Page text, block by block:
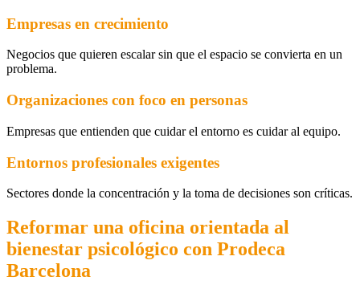
Empresas en crecimiento
Negocios que quieren escalar sin que el espacio se convierta en un
problema.
Organizaciones con foco en personas
Empresas que entienden que cuidar el entorno es cuidar al equipo.
Entornos profesionales exigentes
Sectores donde la concentración y la toma de decisiones son críticas.
Reformar una oficina orientada al
bienestar psicológico con Prodeca
Barcelona